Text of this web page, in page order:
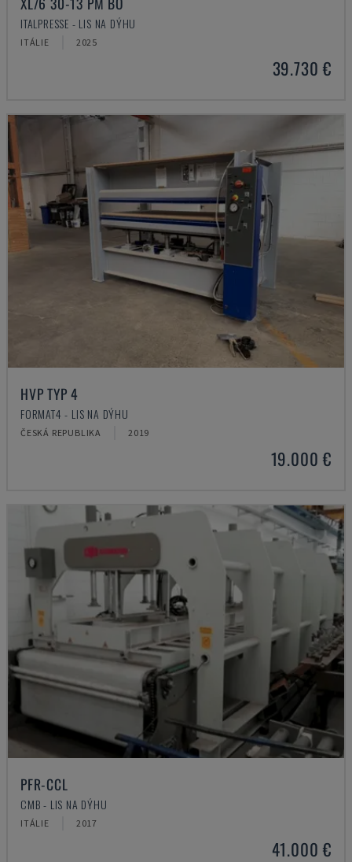
ITALPRESSE - LIS NA DÝHU
ITÁLIE 2025
39.730 €
HVP TYP 4
FORMAT4 - LIS NA DÝHU
ČESKÁ REPUBLIKA 2019
19.000 €
PFR-CCL
CMB - LIS NA DÝHU
ITÁLIE 2017
41.000 €